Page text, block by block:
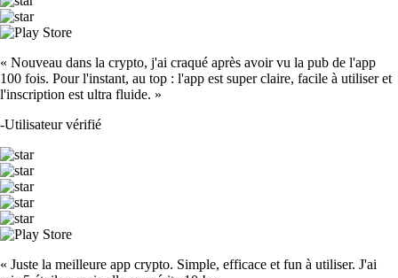
« Nouveau dans la crypto, j'ai craqué après avoir vu la pub de l'app
100 fois. Pour l'instant, au top : l'app est super claire, facile à utiliser et
l'inscription est ultra fluide. »
-Utilisateur vérifié
« Juste la meilleure app crypto. Simple, efficace et fun à utiliser. J'ai